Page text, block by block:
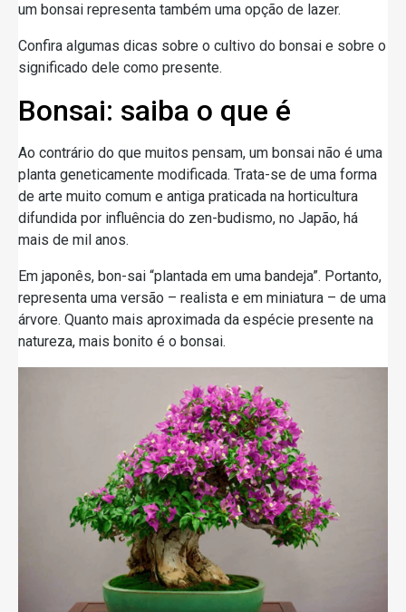
um bonsai representa também uma opção de lazer.
Confira algumas dicas sobre o cultivo do bonsai e sobre o
significado dele como presente.
Bonsai: saiba o que é
Ao contrário do que muitos pensam, um bonsai não é uma
planta geneticamente modificada. Trata-se de uma forma
de arte muito comum e antiga praticada na horticultura
difundida por influência do zen-budismo, no Japão, há
mais de mil anos.
Em japonês, bon-sai “plantada em uma bandeja”. Portanto,
representa uma versão – realista e em miniatura – de uma
árvore. Quanto mais aproximada da espécie presente na
natureza, mais bonito é o bonsai.